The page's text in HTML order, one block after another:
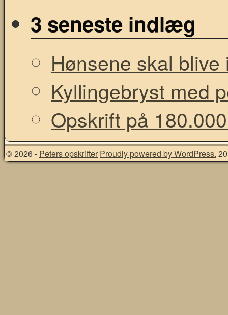
3 seneste indlæg
Hønsene skal
Kyllingebryst med
Opskrift på
© 2026 - Peters opskrifter Proudly powered by WordPress.